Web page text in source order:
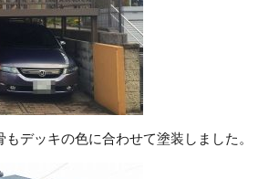
デッキの色に合わせて塗装しました。